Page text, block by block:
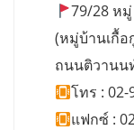
79/28 ห
(หมู่บ้านเกื้อ
ถนนติวานน
โทร : 02-
แฟกซ์ :